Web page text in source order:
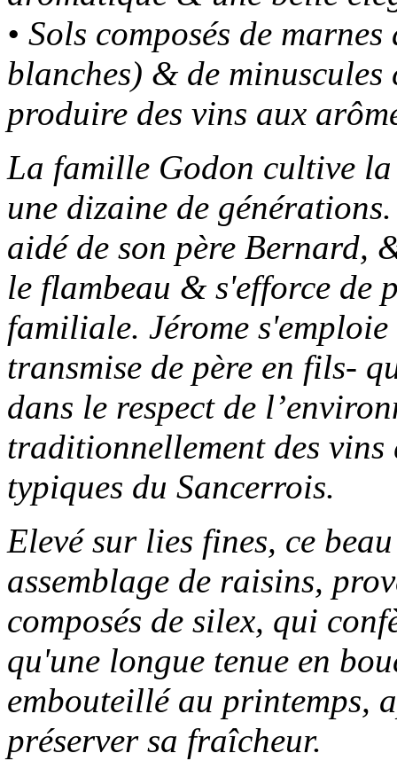
• Sols composés de
blanches) & de
produire des vins aux
La famille Godon cultive
une dizaine de
aidé de son père Bernard,
le flambeau & s'efforce de
familiale. Jérome
transmise de père en fils-
dans le respect de
traditionnellement des
typiques du Sancerrois.
Elevé sur lies fines, ce
assemblage de raisins,
composés de silex, qui
qu'une longue tenue en
embouteillé au printemps,
préserver sa fraîcheur.